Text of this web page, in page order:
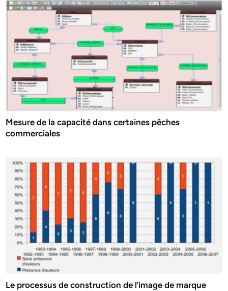
Mesure de la capacité dans certaines pêches
commerciales
Le processus de construction de l’image de marque